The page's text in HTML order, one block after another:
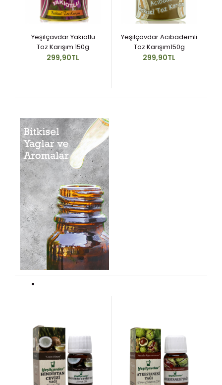
Yeşilçavdar Yakıotlu
Toz Karışım 150g
299,90TL
Yeşilçavdar Acıbademli
Toz Karışım150g
299,90TL